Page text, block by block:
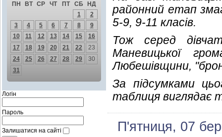
ПН ВТ СР ЧТ ПТ СБ
НД
1
2
3
4 5 6 7 8
9
10
11 12 13 14 15
16
17
18 19 20 21 22
23
24
25 26 27 28 29
30
31
Логін
Пароль
Залишатися на сайті
районний етап
5-9, 9-11 класів.
Тож серед
Маневицької
Любешівщини,
За підсумками
таблиця виглядає
П'ятниця, 07